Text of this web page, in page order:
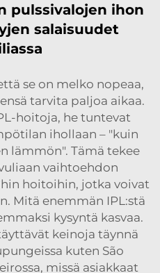
pulssivalojen ihon
salaisuudet
se on melko nopeaa,
tarvita paljoa aikaa.
hoitoja, he tuntevat
ihollaan – "kuin
lämmön". Tämä tekee
vaihtoehdon
hoitoihin, jotka voivat
Mitä enemmän IPL:stä
kysyntä kasvaa.
keinoja täynnä
kuten São
missä asiakkaat